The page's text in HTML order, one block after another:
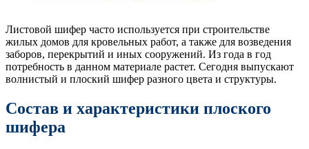
Листовой шифер часто используется при строительстве
жилых домов для кровельных работ, а также для возведения
заборов, перекрытий и иных сооружений. Из года в год
потребность в данном материале растет. Сегодня выпускают
волнистый и плоский шифер разного цвета и структуры.
Состав и характеристики плоского
шифера